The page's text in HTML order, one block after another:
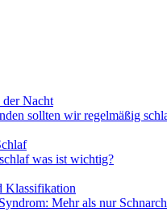
Nacht
sollten wir regelmäßig
was ist wichtig?
Klassifikation
Mehr als nur